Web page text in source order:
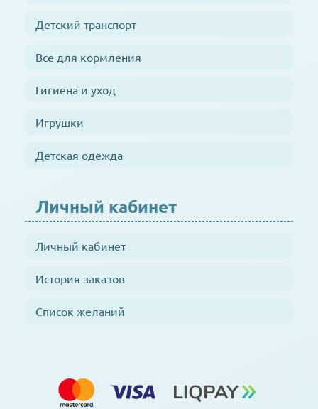
Детский транспорт
Все для кормления
Гигиена и уход
Игрушки
Детская одежда
Личный кабинет
Личный кабинет
История заказов
Список желаний